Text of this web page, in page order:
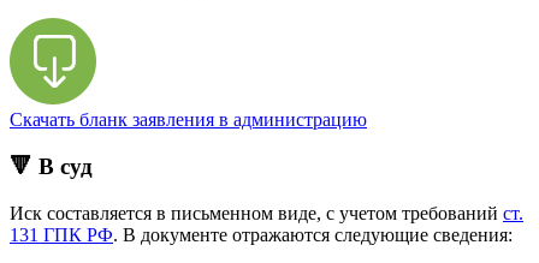
Скачать бланк заявления в администрацию
🔻 В суд
Иск составляется в письменном виде, с учетом требований ст.
131 ГПК РФ. В документе отражаются следующие сведения: